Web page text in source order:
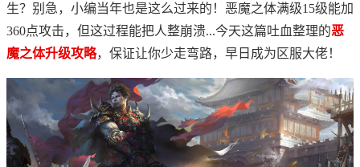
生？别急，小编当年也是这么过来的！恶魔之体满级15级能加
360点攻击，但这过程能把人整崩溃...今天这篇吐血整理的恶
魔之体升级攻略，保证让你少走弯路，早日成为区服大佬！